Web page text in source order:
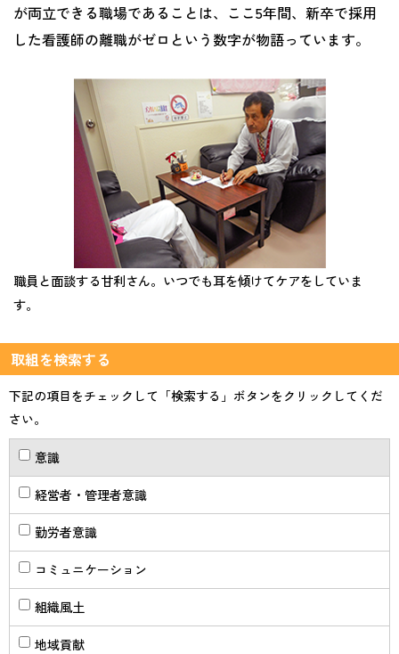
が両立できる職場であることは、ここ5年間、新卒で採用
した看護師の離職がゼロという数字が物語っています。
職員と面談する甘利さん。いつでも耳を傾けてケアをしていま
す。
取組を検索する
下記の項目をチェックして「検索する」ボタンをクリックしてくだ
さい。
意識
経営者・管理者意識
勤労者意識
コミュニケーション
組織風土
地域貢献